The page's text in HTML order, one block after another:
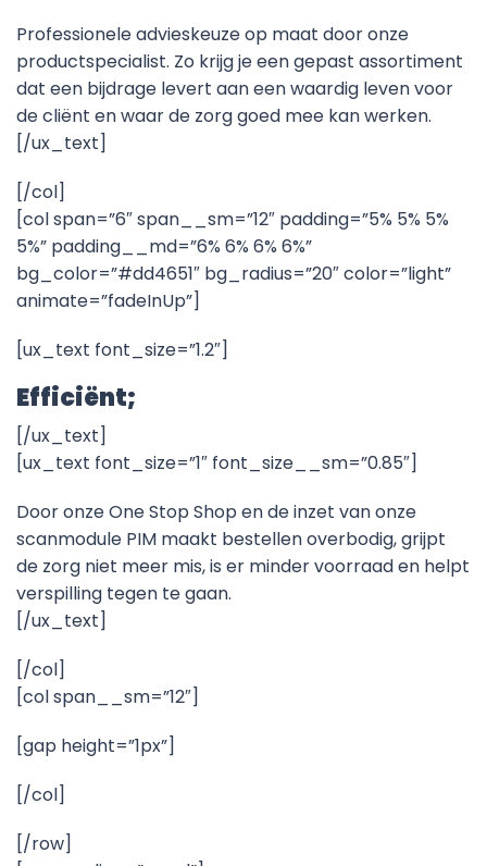
Professionele advieskeuze op maat door onze
productspecialist. Zo krijg je een gepast assortiment
dat een bijdrage levert aan een waardig leven voor
de cliënt en waar de zorg goed mee kan werken.
[/ux_text]
[/col]
[col span=”6″ span__sm=”12″ padding=”5% 5% 5%
5%” padding__md=”6% 6% 6% 6%”
bg_color=”#dd4651″ bg_radius=”20″ color=”light”
animate=”fadeInUp”]
[ux_text font_size=”1.2″]
Efficiënt;
[/ux_text]
[ux_text font_size=”1″ font_size__sm=”0.85″]
Door onze One Stop Shop en de inzet van onze
scanmodule PIM maakt bestellen overbodig, grijpt
de zorg niet meer mis, is er minder voorraad en helpt
verspilling tegen te gaan.
[/ux_text]
[/col]
[col span__sm=”12″]
[gap height=”1px”]
[/col]
[/row]